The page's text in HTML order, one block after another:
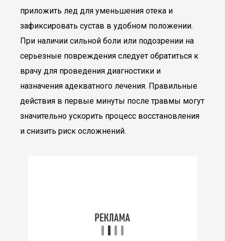
приложить лед для уменьшения отека и
зафиксировать сустав в удобном положении.
При наличии сильной боли или подозрении на
серьезные повреждения следует обратиться к
врачу для проведения диагностики и
назначения адекватного лечения. Правильные
действия в первые минуты после травмы могут
значительно ускорить процесс восстановления
и снизить риск осложнений.